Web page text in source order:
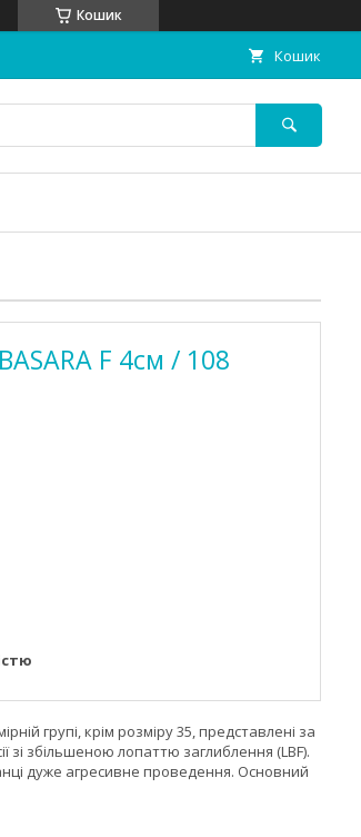
Кошик
Кошик
F 4см / 108
групі, крім розміру 35, представлені за
зі збільшеною лопаттю заглиблення (LBF).
дуже агресивне проведення. Основний